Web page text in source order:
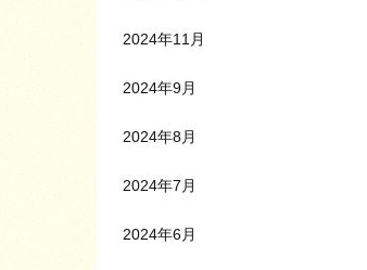
2024年11月
2024年9月
2024年8月
2024年7月
2024年6月